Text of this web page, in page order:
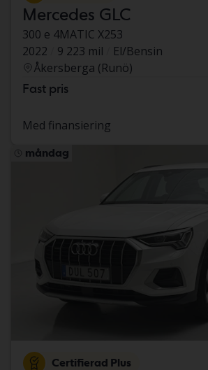
Mercedes GLC
300 e 4MATIC X253
2022
9 223 mil
El/Bensin
Åkersberga (Runö)
Fast pris
Med finansiering
måndag
Certifierad Plus